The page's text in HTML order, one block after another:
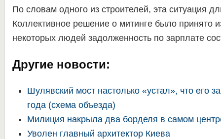
По словам одного из строителей, эта ситуация
Коллективное решение о митинге было принято
некоторых людей задолженность по зарплате
Другие новости:
Шулявский мост настолько «устал», что его
года (схема объезда)
Милиция накрыла два борделя в самом
Уволен главный архитектор Киева